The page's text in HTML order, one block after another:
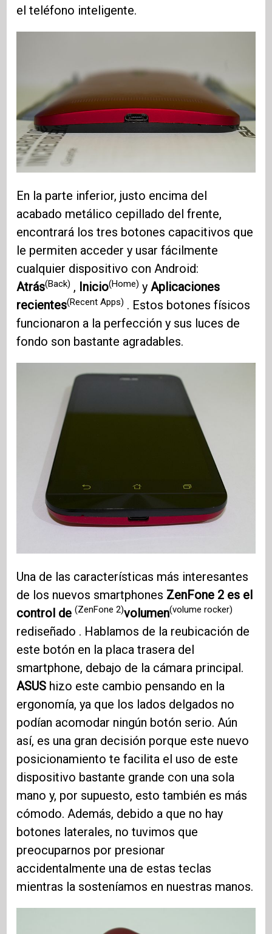
el teléfono inteligente.
En la parte inferior, justo encima del
acabado metálico cepillado del frente,
encontrará los tres botones capacitivos que
le permiten acceder y usar fácilmente
cualquier dispositivo con Android:
Atrás(Back) , Inicio(Home) yAplicaciones
recientes(Recent Apps) . Estos botones físicos
funcionaron a la perfección y sus luces de
fondo son bastante agradables.
Una de las características más interesantes
de los nuevos smartphones ZenFone 2 es el
control de(ZenFone 2)volumen(volume rocker)
rediseñado . Hablamos de la reubicación de
este botón en la placa trasera del
smartphone, debajo de la cámara principal.
ASUS hizo este cambio pensando en la
ergonomía, ya que los lados delgados no
podían acomodar ningún botón serio. Aún
así, es una gran decisión porque este nuevo
posicionamiento te facilita el uso de este
dispositivo bastante grande con una sola
mano y, por supuesto, esto también es más
cómodo. Además, debido a que no hay
botones laterales, no tuvimos que
preocuparnos por presionar
accidentalmente una de estas teclas
mientras la sosteníamos en nuestras manos.